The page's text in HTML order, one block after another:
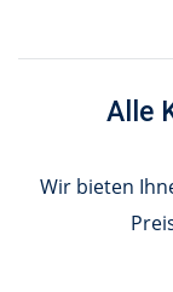
Alle
Wir bieten